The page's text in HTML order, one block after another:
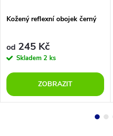
Kožený reflexní obojek černý
od 245 Kč
Skladem 2 ks
ZOBRAZIT